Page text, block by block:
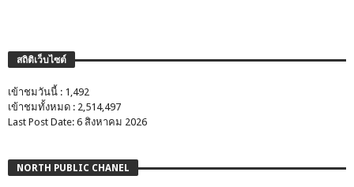
สถิติเว็บไซต์
เข้าชมวันนี้ : 1,492
เข้าชมทั้งหมด : 2,514,497
Last Post Date: 6 สิงหาคม 2026
NORTH PUBLIC CHANEL